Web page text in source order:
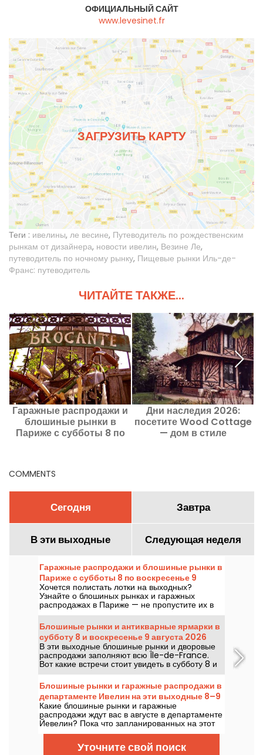
ОФИЦИАЛЬНЫЙ САЙТ
www.levesinet.fr
ЗАГРУЗИТЬ КАРТУ
Теги : ивелины, ле весине, Путеводитель по рождественским
рынкам от дизайнера, новости ивелин, Везине Ле,
путеводитель по ночному рынку, Пищевые рынки Иль-де-
Франс: путеводитель
ЧИТАЙТЕ ТАКЖЕ...
Гаражные распродажи и
блошиные рынки в
Париже с субботы 8 по
Дни наследия 2026:
посетите Wood Cottage
— дом в стиле
COMMENTS
Сегодня Завтра
В эти выходные Следующая неделя
Гаражные распродажи и блошиные рынки в
Париже с субботы 8 по воскресенье 9
августа 2026 года — программа выходных
Хочется полистать лотки на выходных?
Узнайте о блошиных рынках и гаражных
распродажах в Париже — не пропустите их в
субботу 8 и воскресенье 9 августа 2026 года,
чтобы набрать кучу выгодных покупок.
Блошиные рынки и антикварные ярмарки в
субботу 8 и воскресенье 9 августа 2026
года в Париже и по всей Île-de-France —
программа выходных
В эти выходные блошиные рынки и дворовые
распродажи заполняют всю Île-de-France.
Вот какие встречи стоит увидеть в субботу 8 и
воскресенье 9 августа 2026 года, чтобы
поискать раритеты, побродить по лоткам и,
возможно, отыскать редкую жемчужину.
Блошиные рынки и гаражные распродажи в
департаменте Ивелин на эти выходные 8–9
августа 2026 года — 78
Какие блошиные рынки и гаражные
распродажи ждут вас в августе в департаменте
Йевелин? Пока что запланированных на этот
первый уик-энд мероприятий немного, но вот
что вас ожидает 8 и 9 августа 2026 года.
Уточните свой поиск